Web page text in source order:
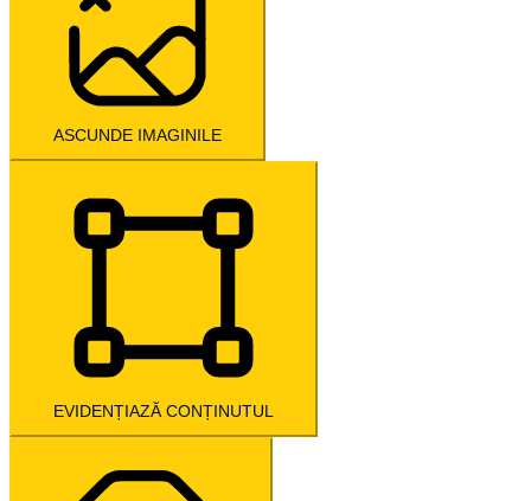
ASCUNDE IMAGINILE
EVIDENȚIAZĂ CONȚINUTUL